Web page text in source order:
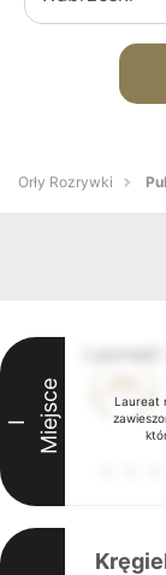
Orły Rozrywki
Laureat
I Miejsce